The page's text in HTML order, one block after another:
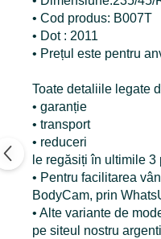
• Cod produs: B007T
• Dot : 2011
• Prețul este pentru
Toate detaliile legate
• garanție
• transport
• reduceri
le regăsiți în ultimile 3
• Pentru facilitarea
BodyCam, prin
• Alte variante de
pe siteul nostru